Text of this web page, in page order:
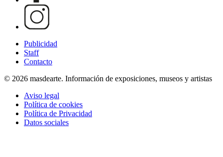
Publicidad
Staff
Contacto
© 2026 masdearte. Información de exposiciones, museos y artistas
Aviso legal
Política de cookies
Política de Privacidad
Datos sociales